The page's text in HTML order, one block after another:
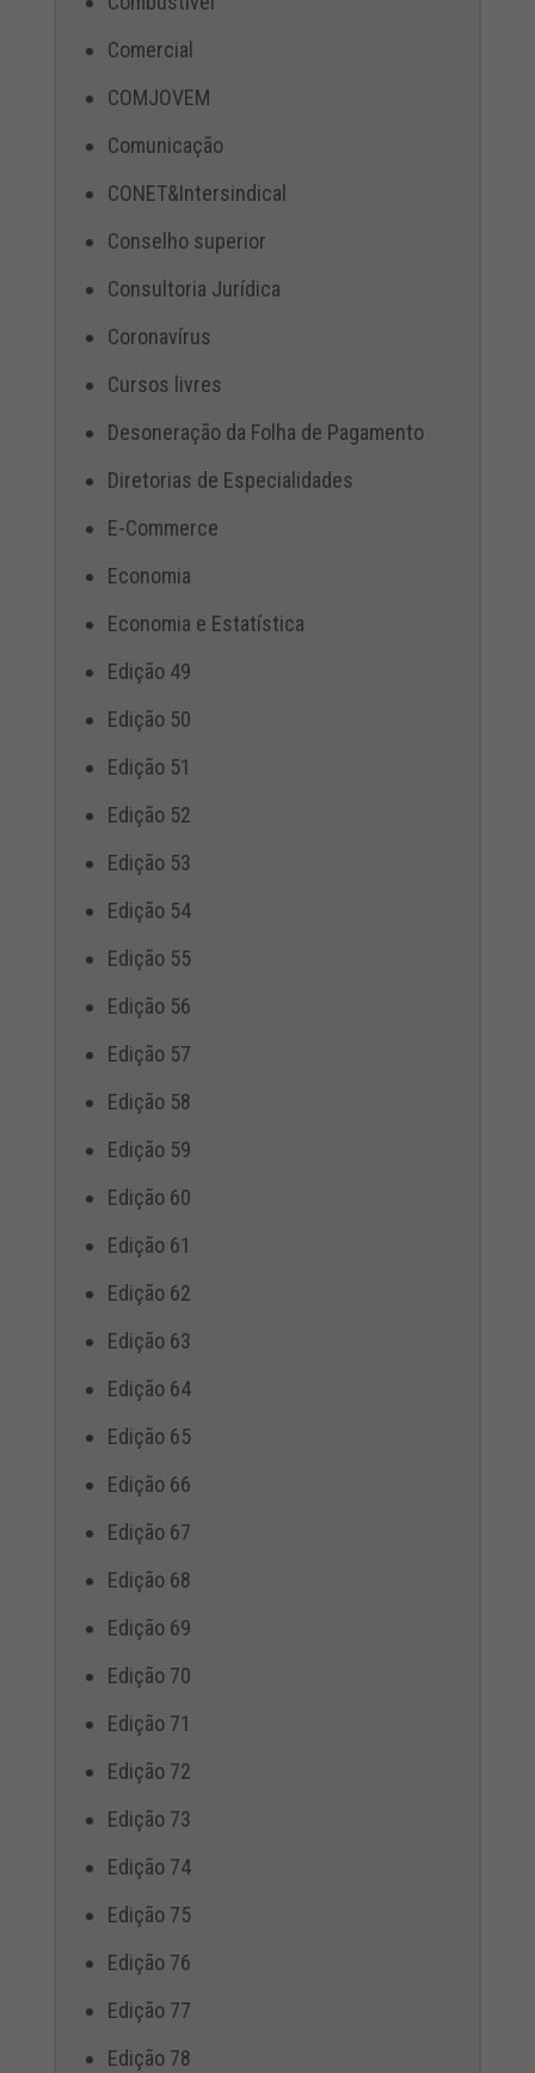
Comercial
COMJOVEM
Comunicação
CONET&Intersindical
Conselho superior
Consultoria Jurídica
Coronavírus
Cursos livres
Desoneração da Folha de Pagamento
Diretorias de Especialidades
E-Commerce
Economia
Economia e Estatística
Edição 49
Edição 50
Edição 51
Edição 52
Edição 53
Edição 54
Edição 55
Edição 56
Edição 57
Edição 58
Edição 59
Edição 60
Edição 61
Edição 62
Edição 63
Edição 64
Edição 65
Edição 66
Edição 67
Edição 68
Edição 69
Edição 70
Edição 71
Edição 72
Edição 73
Edição 74
Edição 75
Edição 76
Edição 77
Edição 78